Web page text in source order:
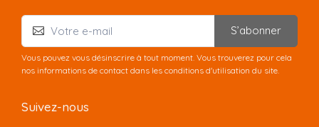
S’abonner
Vous pouvez vous désinscrire à tout moment. Vous trouverez pour cela
nos informations de contact dans les conditions d'utilisation du site.
Suivez-nous